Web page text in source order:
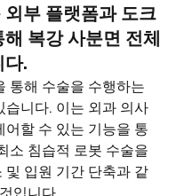
부 플랫폼과 도크
복강 사분면 전체
다.
통해 수술을 수행하는
습니다. 이는 외과 의사
할 수 있는 기능을 통
소 침습적 로봇 수술을
및 입원 기간 단축과 같